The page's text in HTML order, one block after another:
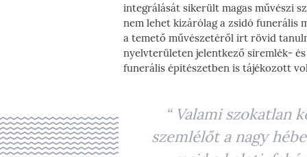
integrálását sikerült magas művészi
nem lehet kizárólag a zsidó funerális
a temető művészetéről írt rövid
nyelvterületen jelentkező síremlék-
funerális építészetben is tájékozott
“ Valami szokatlan
szemlélőt a nagy